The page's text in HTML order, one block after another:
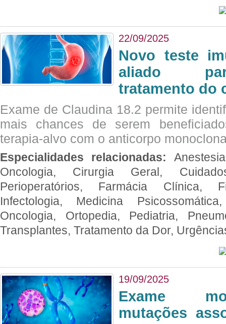
22/09/2025
Novo teste
aliado
tratamento do
Exame de Claudina 18.2 permite
mais chances de serem
terapia-alvo com o anticorpo
Especialidades relacionadas:
Oncologia, Cirurgia Geral,
Perioperatórios, Farmácia Clínica,
Infectologia, Medicina
Oncologia, Ortopedia, Pediatria,
Transplantes, Tratamento da Dor,
19/09/2025
Exame
mutações